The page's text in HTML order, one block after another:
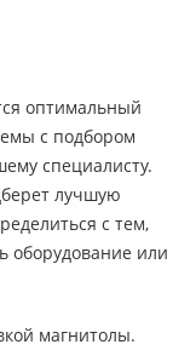
оптимальный
с подбором
специалисту.
лучшую
с тем,
оборудование или
магнитолы.